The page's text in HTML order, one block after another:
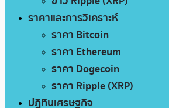
ราคาและการวิเคราะห์
ราคา Bitcoin
ราคา Ethereum
ราคา Dogecoin
ราคา Ripple (XRP)
ปฏิทินเศรษฐกิจ